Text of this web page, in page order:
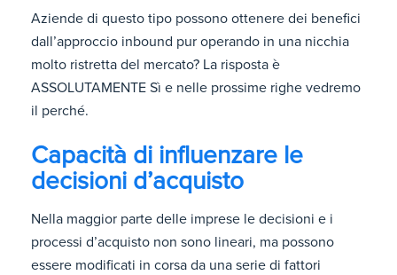
Aziende di questo tipo possono ottenere dei benefici
dall’approccio inbound pur operando in una nicchia
molto ristretta del mercato? La risposta è
ASSOLUTAMENTE Sì e nelle prossime righe vedremo
il perché.
Capacità di influenzare le
decisioni d’acquisto
Nella maggior parte delle imprese le decisioni e i
processi d’acquisto non sono lineari, ma possono
essere modificati in corsa da una serie di fattori